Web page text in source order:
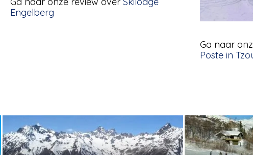
Engelberg
Ga naar
Poste in